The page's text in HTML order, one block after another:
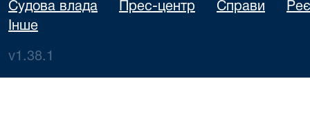
Судова влада Прес-центр Справи
Інше
v1.38.1